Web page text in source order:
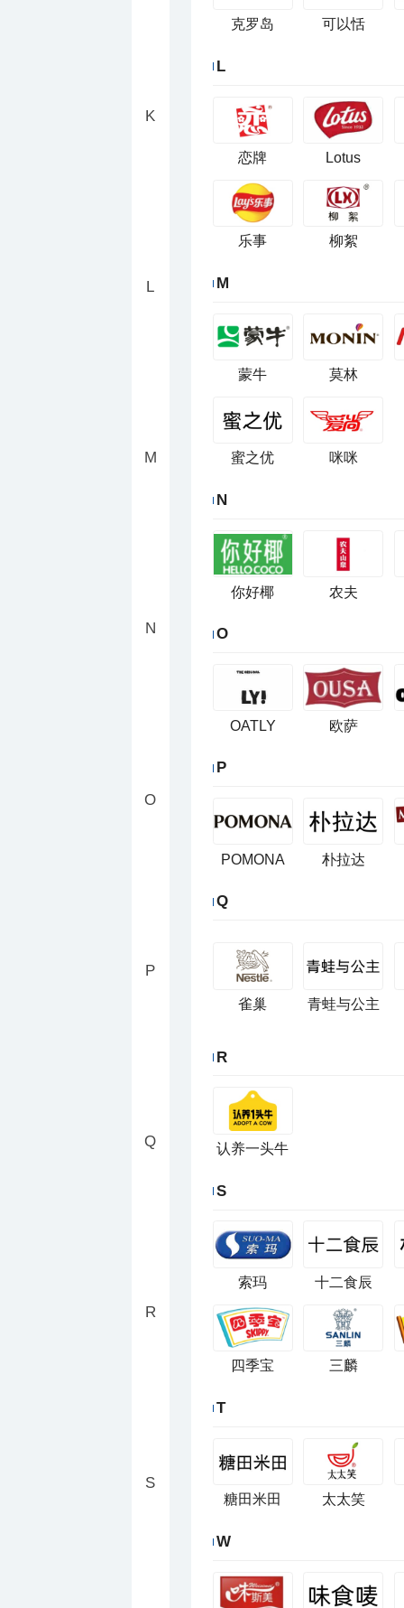
K
L
M
N
O
P
Q
R
S
克罗岛 可以恬
L
恋牌 Lotus
乐事 柳絮
M
蒙牛 莫林
蜜之优 咪咪
N
你好椰 农夫
O
OATLY 欧萨
P
POMONA 朴拉达
Q
雀巢 青蛙与公主
R
认养一头牛
S
索玛 十二食辰
四季宝 三麟
T
糖田米田 太太笑
W